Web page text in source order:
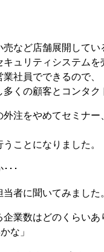
売など店舗展開してい
ュリティシステムを
業社員でできるので、
くの顧客とコンタク
外注をやめてセミナー
ことになりました。
･･
者に聞いてみました
企業数はどのくらいあ
な」